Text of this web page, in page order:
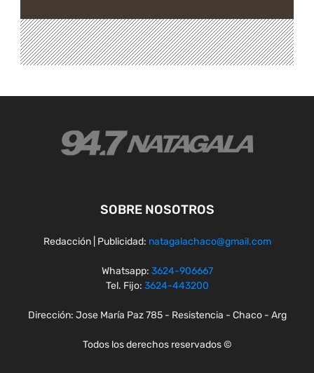
SOBRE NOSOTROS
Redacción | Publicidad: natagalachaco@gmail.com
Whatsapp: 3624-906667
Tel. Fijo: 3624-443200
Dirección: Jose María Paz 785 - Resistencia - Chaco - Arg
Todos los derechos reservados ©